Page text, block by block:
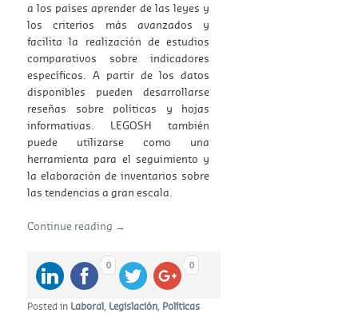
a los países aprender de las leyes y
los criterios más avanzados y
facilita la realización de estudios
comparativos sobre indicadores
específicos. A partir de los datos
disponibles pueden desarrollarse
reseñas sobre políticas y hojas
informativas. LEGOSH también
puede utilizarse como una
herramienta para el seguimiento y
la elaboración de inventarios sobre
las tendencias a gran escala.
Continue reading →
0 0
Posted in Laboral Legislación Políticas